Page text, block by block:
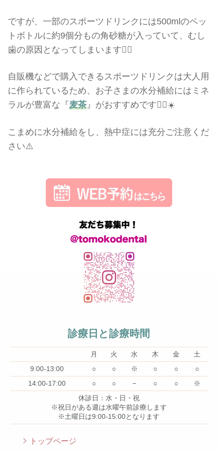
ですが、一部のスポーツドリンクには500mlのペッ
トボトルに約9個分もの角砂糖が入っていて、むし
歯の原因となってしまいます😵‍💫
自販機などで購入できるスポーツドリンクは大人用
に作られているため、お子さまの水分補給にはミネ
ラルが豊富な『麦茶』がおすすめです🙆‍♀️☀️
こまめに水分補給をし、熱中症には充分ご注意くだ
さい⚠️
診療日と診療時間
月 火 水 木 金
土
9:00-13:00
○ ○ ※ ○ ○
○
14:00-17:00
○ ○ − ○ ○
※
休診日：水・日・祝
※祝日がある週は水曜午前診療します
※土曜日は9:00-15:00となります
トップページ